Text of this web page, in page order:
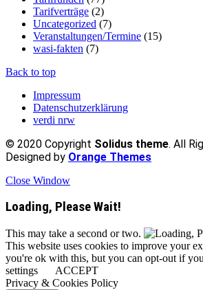
Tarifverträge (2)
Uncategorized (7)
Veranstaltungen/Termine (15)
wasi-fakten (7)
Back to top
Impressum
Datenschutzerklärung
verdi nrw
© 2020 Copyright Solidus theme. All
Designed by Orange Themes
Close Window
Loading, Please Wait!
This may take a second or two.
This website uses cookies to improve your
you're ok with this, but you can opt-out if
settings
ACCEPT
Privacy & Cookies Policy